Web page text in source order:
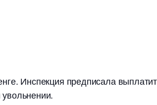
Инспекция предписала